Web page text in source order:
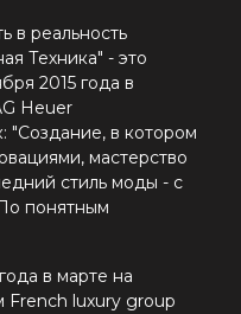
в реальность
Техника" - это
2015 года в
Heuer
"Создание, в котором
мастерство
стиль моды - с
понятным
в марте на
French luxury group